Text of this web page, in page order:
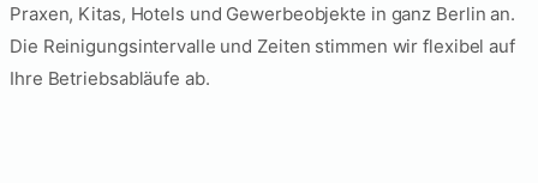
Praxen, Kitas, Hotels und Gewerbeobjekte in ganz Berlin an.
Die Reinigungsintervalle und Zeiten stimmen wir flexibel auf
Ihre Betriebsabläufe ab.